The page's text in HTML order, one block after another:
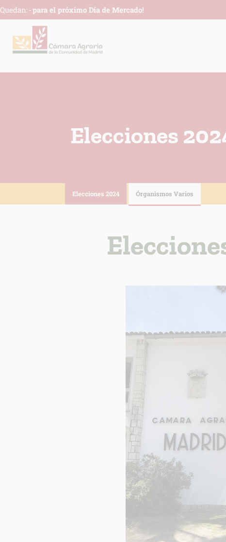
Quedan:-para el próximo Día de Mercado!
Elecciones
Elecciones 2024 Órganismos Varios